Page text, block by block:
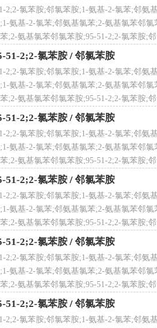
碳、氧化氮。
氧化碳、砂土灭火。
，并进行隔离，严格限制出入。切
接接触泄漏物。尽可能切断泄漏
吸附或吸收。也可以用不燃性分散
用泡沫覆盖，降低蒸气灾害。用泵
局部排风。提供安全淋浴和洗眼设
，佩戴自吸过滤式防毒面具（半
食和饮水。及时换洗工作服。工
。
2;2-氯苯胺;邻氯苯胺;1-氨基-2-氯苯;邻氨
氨基-2-氯苯;邻氨基氯苯;2-氨基氯苯邻
;2-氨基氯苯邻氯苯胺;95-51-2;2-氯苯胺;
51-2;2-氯苯胺 / 邻氯苯胺
2;2-氯苯胺;邻氯苯胺;1-氨基-2-氯苯;邻氨
氨基-2-氯苯;邻氨基氯苯;2-氨基氯苯邻
;2-氨基氯苯邻氯苯胺;95-51-2;2-氯苯胺;
51-2;2-氯苯胺 / 邻氯苯胺
2;2-氯苯胺;邻氯苯胺;1-氨基-2-氯苯;邻氨
氨基-2-氯苯;邻氨基氯苯;2-氨基氯苯邻
;2-氨基氯苯邻氯苯胺;95-51-2;2-氯苯胺;
51-2;2-氯苯胺 / 邻氯苯胺
2;2-氯苯胺;邻氯苯胺;1-氨基-2-氯苯;邻氨
氨基-2-氯苯;邻氨基氯苯;2-氨基氯苯邻
;2-氨基氯苯邻氯苯胺;95-51-2;2-氯苯胺;
51-2;2-氯苯胺 / 邻氯苯胺
2;2-氯苯胺;邻氯苯胺;1-氨基-2-氯苯;邻氨
氨基-2-氯苯;邻氨基氯苯;2-氨基氯苯邻
;2-氨基氯苯邻氯苯胺;95-51-2;2-氯苯胺;
51-2;2-氯苯胺 / 邻氯苯胺
2;2-氯苯胺;邻氯苯胺;1-氨基-2-氯苯;邻氨